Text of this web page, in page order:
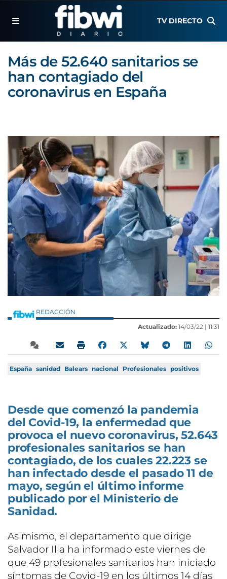
TV DIRECTO
Más de 52.640 sanitarios se
han contagiado del
coronavirus en España
REDACCIÓN
Actualizado: 14/03/22 | 11:31
España sanidad Balears nacional Profesionales positivos
Desde que comenzó la pandemia
del Covid-19, la enfermedad que
provoca el nuevo coronavirus, 52.643
profesionales sanitarios se han
contagiado, de los cuales 22.223 se
han infectado desde el pasado 11 de
mayo, según el último informe
publicado por el Ministerio de
Sanidad.
Asimismo, el departamento que dirige
Salvador Illa ha informado este viernes de
que 49 profesionales sanitarios han iniciado
síntomas de Covid-19 en los últimos 14 días